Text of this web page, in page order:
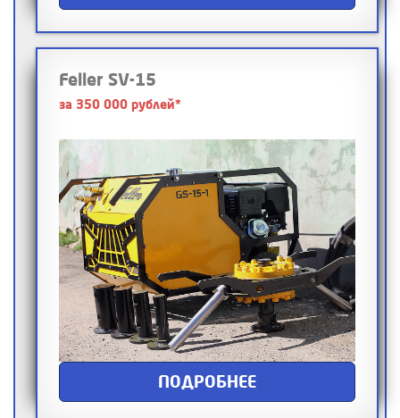
Feller SV-15
за 350 000 рублей*
ПОДРОБНЕЕ